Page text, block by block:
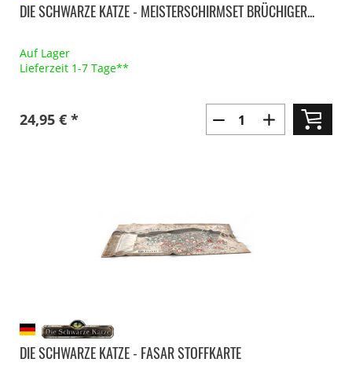
DIE SCHWARZE KATZE - MEISTERSCHIRMSET BRÜCHIGER...
Auf Lager
Lieferzeit 1-7 Tage**
24,95 € *
DIE SCHWARZE KATZE - FASAR STOFFKARTE